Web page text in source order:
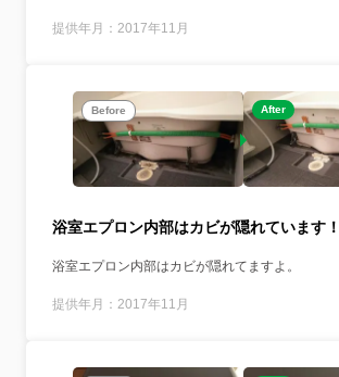
提供年月：2017年11月
Before After
浴室エプロン内部はカビが隠れています！
浴室エプロン内部はカビが隠れてますよ。
提供年月：2017年11月